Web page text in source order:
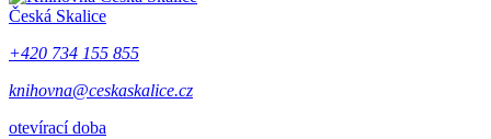
Česká Skalice
+420 734 155 855
knihovna@ceskaskalice.cz
otevírací doba